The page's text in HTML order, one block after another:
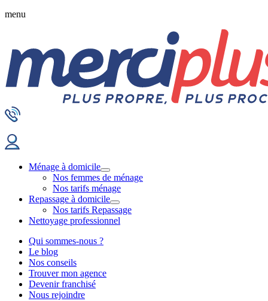
menu
Ménage à domicile
Nos femmes de ménage
Nos tarifs ménage
Repassage à domicile
Nos tarifs Repassage
Nettoyage professionnel
Qui sommes-nous ?
Le blog
Nos conseils
Trouver mon agence
Devenir franchisé
Nous rejoindre